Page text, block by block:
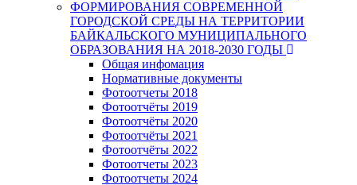
ФОРМИРОВАНИЯ СОВРЕМЕННОЙ
ГОРОДСКОЙ СРЕДЫ НА ТЕРРИТОРИИ
БАЙКАЛЬСКОГО МУНИЦИПАЛЬНОГО
ОБРАЗОВАНИЯ НА 2018-2030 ГОДЫ
Общая инфомация
Нормативные документы
Фотоотчеты 2018
Фотоотчёты 2019
Фотоотчёты 2020
Фотоотчёты 2021
Фотоотчёты 2022
Фотоотчеты 2023
Фотоотчеты 2024